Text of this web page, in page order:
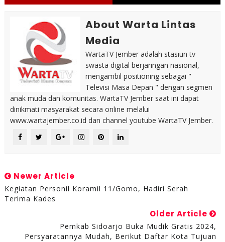
About Warta Lintas
Media
WartaTV Jember adalah stasiun tv
swasta digital berjaringan nasional,
mengambil positioning sebagai "
Televisi Masa Depan " dengan segmen
anak muda dan komunitas. WartaTV Jember saat ini dapat
dinikmati masyarakat secara online melalui
www.wartajember.co.id dan channel youtube WartaTV Jember.
Newer Article
Kegiatan Personil Koramil 11/Gomo, Hadiri Serah
Terima Kades
Older Article
Pemkab Sidoarjo Buka Mudik Gratis 2024,
Persyaratannya Mudah, Berikut Daftar Kota Tujuan